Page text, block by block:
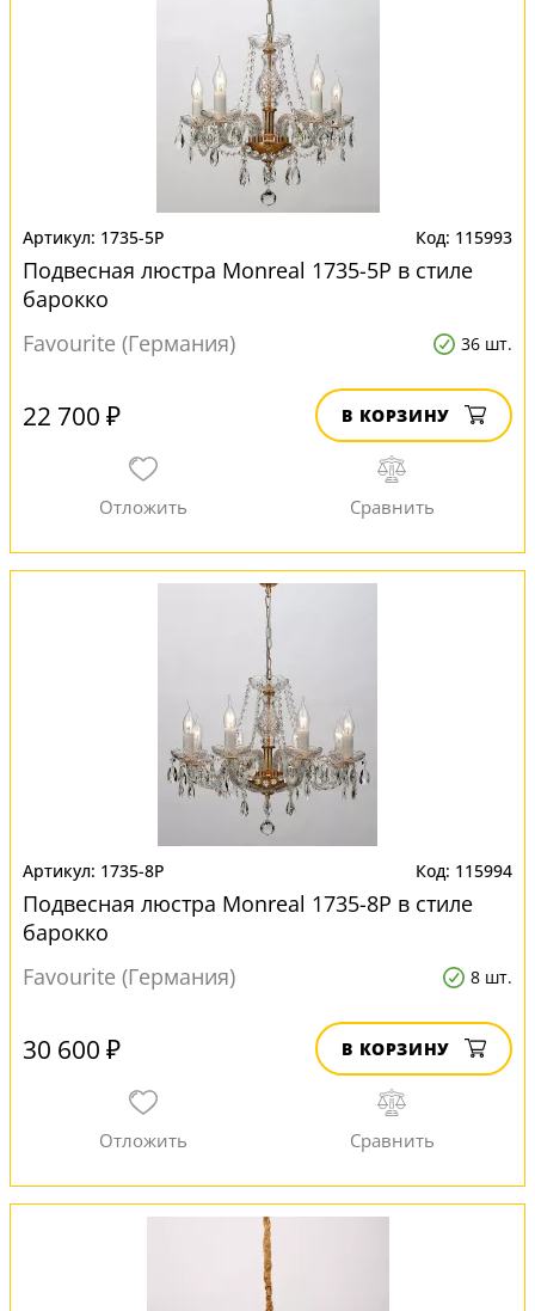
1735-5P 115993
Подвесная люстра Monreal 1735-5P в стиле
барокко
Favourite (Германия)
36 шт.
22 700 ₽ В КОРЗИНУ
1735-8P 115994
Подвесная люстра Monreal 1735-8P в стиле
барокко
Favourite (Германия)
8 шт.
30 600 ₽ В КОРЗИНУ